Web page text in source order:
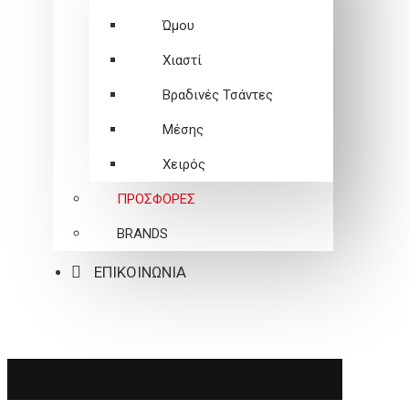
Ώμου
Χιαστί
Βραδινές Τσάντες
Μέσης
Χειρός
ΠΡΟΣΦΟΡΕΣ
BRANDS
ΕΠΙΚΟΙΝΩΝΙΑ